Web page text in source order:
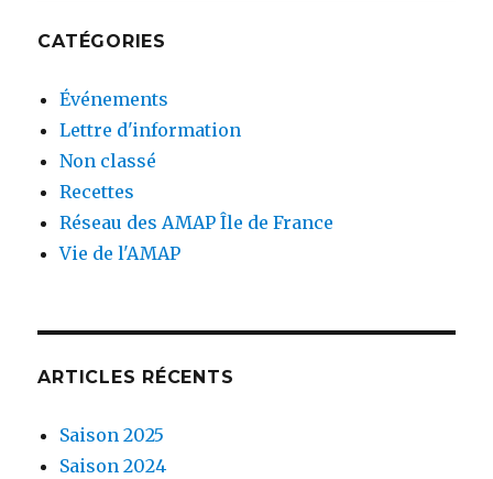
CATÉGORIES
Événements
Lettre d'information
Non classé
Recettes
Réseau des AMAP Île de France
Vie de l'AMAP
ARTICLES RÉCENTS
Saison 2025
Saison 2024